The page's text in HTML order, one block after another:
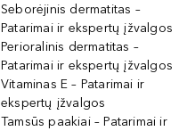
Seborėjinis dermatitas –
Patarimai ir ekspertų įžvalgos
Perioralinis dermatitas –
Patarimai ir ekspertų įžvalgos
Vitaminas E – Patarimai ir
ekspertų įžvalgos
Tamsūs paakiai – Patarimai ir